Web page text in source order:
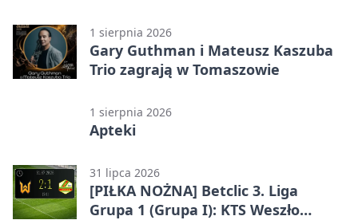
1 sierpnia 2026
Gary Guthman i Mateusz Kaszuba
Trio zagrają w Tomaszowie
1 sierpnia 2026
Apteki
31 lipca 2026
[PIŁKA NOŻNA] Betclic 3. Liga
Grupa 1 (Grupa I): KTS Weszło